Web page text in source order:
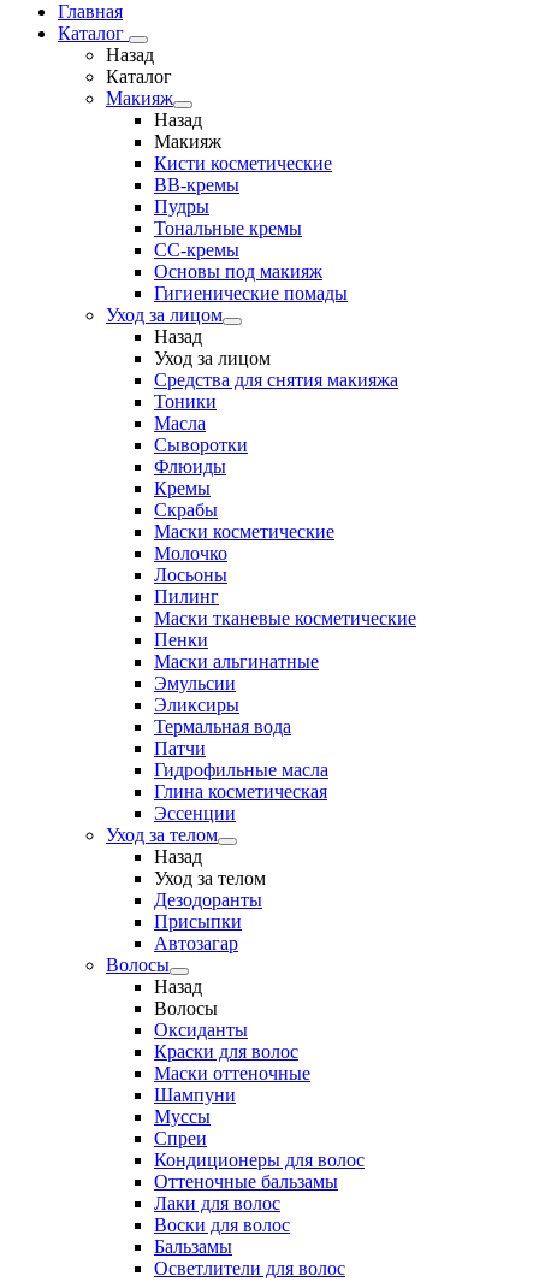
Главная
Каталог
Назад
Каталог
Макияж
Назад
Макияж
Кисти косметические
BB-кремы
Пудры
Тональные кремы
CC-кремы
Основы под макияж
Гигиенические помады
Уход за лицом
Назад
Уход за лицом
Средства для снятия макияжа
Тоники
Масла
Сыворотки
Флюиды
Кремы
Скрабы
Маски косметические
Молочко
Лосьоны
Пилинг
Маски тканевые косметические
Пенки
Маски альгинатные
Эмульсии
Эликсиры
Термальная вода
Патчи
Гидрофильные масла
Глина косметическая
Эссенции
Уход за телом
Назад
Уход за телом
Дезодоранты
Присыпки
Автозагар
Волосы
Назад
Волосы
Оксиданты
Краски для волос
Маски оттеночные
Шампуни
Муссы
Спреи
Кондиционеры для волос
Оттеночные бальзамы
Лаки для волос
Воски для волос
Бальзамы
Осветлители для волос